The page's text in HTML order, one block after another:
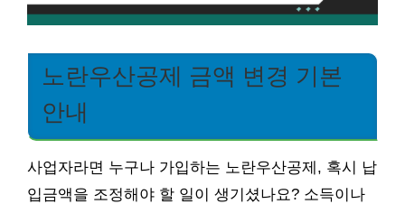
노란우산공제 금액 변경 기본
안내
사업자라면 누구나 가입하는 노란우산공제, 혹시 납
입금액을 조정해야 할 일이 생기셨나요? 소득이나